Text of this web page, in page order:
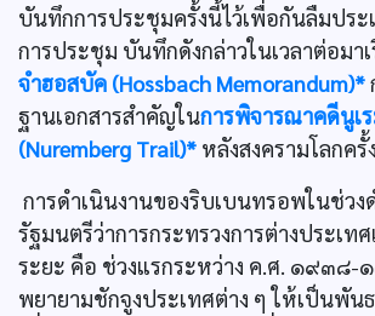
บันทึกการประชุมครั้งนี้ไว้เพื่อกันลืมประ
การประชุม บันทึกดังกล่าวในเวลาต่อมาเ
จำฮอสบัค (Hossbach Memorandum)*
ฐานเอกสารสำคัญในการพิจารณาคดีนูเ
(Nuremberg Trail)* หลังสงครามโลกค
การดำเนินงานของริบเบนทรอพในช่วง
รัฐมนตรีว่าการกระทรวงการต่างประเท
ระยะ คือ ช่วงแรกระหว่าง ค.ศ. ๑๙๓๘-
พยายามชักจูงประเทศต่าง ๆ ให้เป็นพัน